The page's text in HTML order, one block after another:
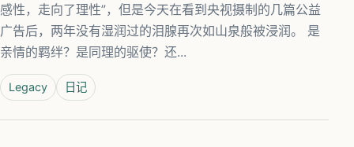
感性，走向了理性”，但是今天在看到央视摄制的几篇公益
广告后，两年没有湿润过的泪腺再次如山泉般被浸润。 是
亲情的羁绊？是同理的驱使？还...
Legacy 日记